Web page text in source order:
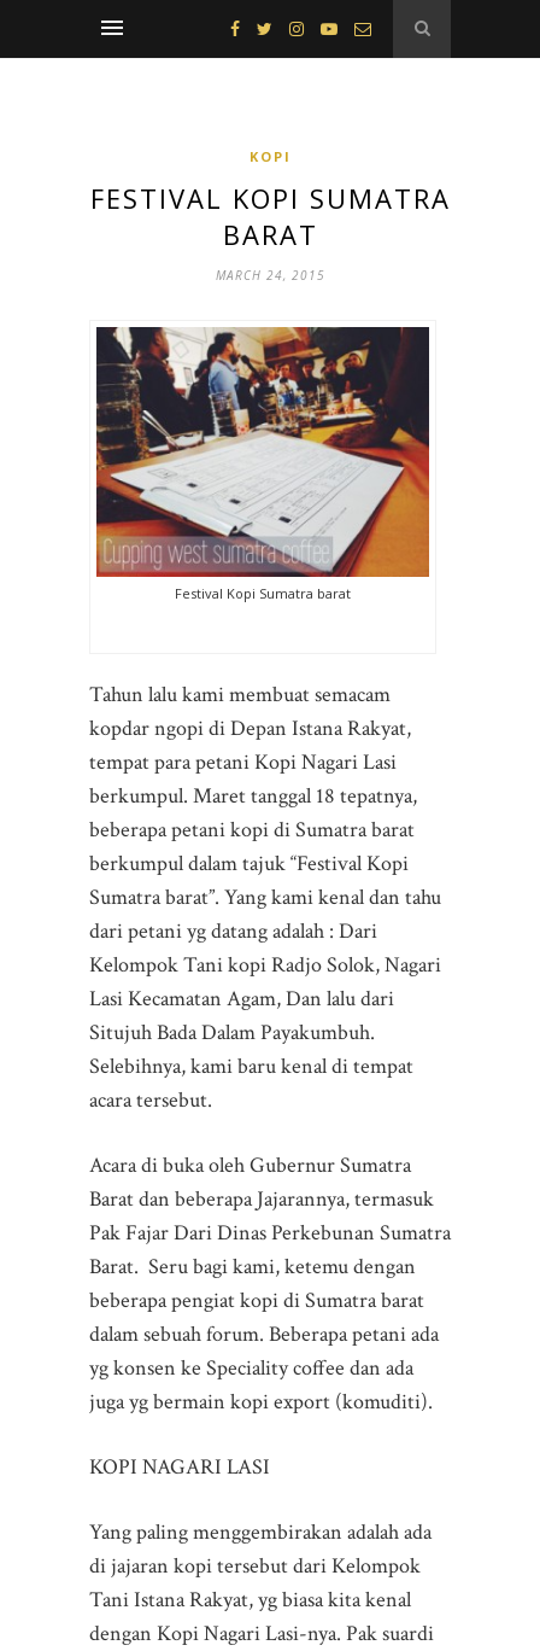
KOPI
FESTIVAL KOPI SUMATRA
BARAT
MARCH 24, 2015
Festival Kopi Sumatra barat
Tahun lalu kami membuat semacam
kopdar ngopi di Depan Istana Rakyat,
tempat para petani Kopi Nagari Lasi
berkumpul. Maret tanggal 18 tepatnya,
beberapa petani kopi di Sumatra barat
berkumpul dalam tajuk “Festival Kopi
Sumatra barat”. Yang kami kenal dan tahu
dari petani yg datang adalah : Dari
Kelompok Tani kopi Radjo Solok, Nagari
Lasi Kecamatan Agam, Dan lalu dari
Situjuh Bada Dalam Payakumbuh.
Selebihnya, kami baru kenal di tempat
acara tersebut.
Acara di buka oleh Gubernur Sumatra
Barat dan beberapa Jajarannya, termasuk
Pak Fajar Dari Dinas Perkebunan Sumatra
Barat. Seru bagi kami, ketemu dengan
beberapa pengiat kopi di Sumatra barat
dalam sebuah forum. Beberapa petani ada
yg konsen ke Speciality coffee dan ada
juga yg bermain kopi export (komuditi).
KOPI NAGARI LASI
Yang paling menggembirakan adalah ada
di jajaran kopi tersebut dari Kelompok
Tani Istana Rakyat, yg biasa kita kenal
dengan Kopi Nagari Lasi-nya. Pak suardi